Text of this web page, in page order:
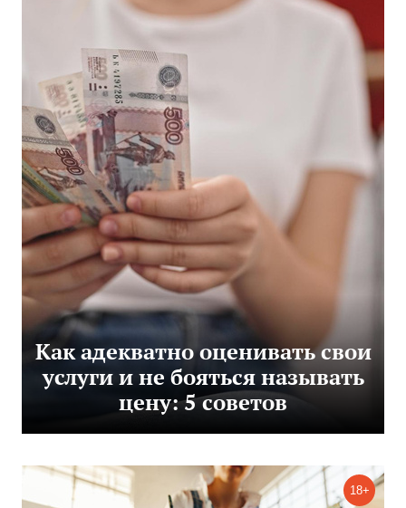
Как адекватно оценивать свои
услуги и не бояться называть
цену: 5 советов
18+